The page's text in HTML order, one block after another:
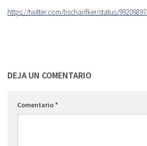
https://twitter.com/bscharifker/status/
DEJA UN COMENTARIO
Comentario*